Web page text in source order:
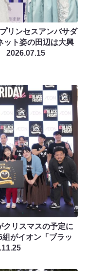
リンセスアンバサダ
ット姿の田辺は大興
2026.07.15
クリスマスの予定に
組がイオン「ブラッ